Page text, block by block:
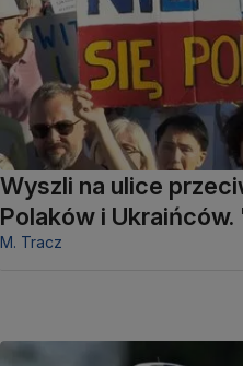
Wyszli na ulice
Polaków i
M. Tracz